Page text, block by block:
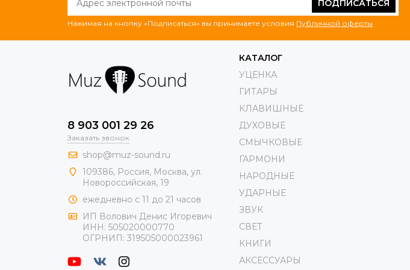
ПОДПИСАТЬСЯ
Нажимая на кнопку «Подписаться» вы принимаете условия Публичной оферты.
8 903 001 29 26
Заказать звонок
shop@muz-sound.ru
109386, Россия, Москва, ул.
Новороссийская, 19
ежедневно с 11 до 21 часов
ИП Волович Денис Игоревич
ИНН: 505020000770
ОГРНИП: 319505000023961
КАТАЛОГ
УЦЕНКА
ГИТАРЫ
КЛАВИШНЫЕ
ДУХОВЫЕ
СМЫЧКОВЫЕ
ГАРМОНИ
НАРОДНЫЕ
УДАРНЫЕ
ЗВУК
СВЕТ
КНИГИ
АКСЕССУАРЫ